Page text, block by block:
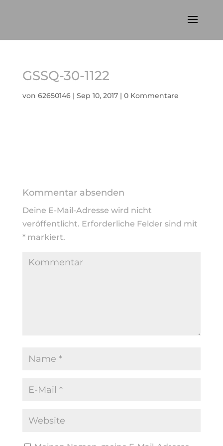
GSSQ-30-1122
von 62650146| Sep 10, 2017| 0 Kommentare
Kommentar absenden
Deine E-Mail-Adresse wird nicht
veröffentlicht. Erforderliche Felder sind mit
*markiert.